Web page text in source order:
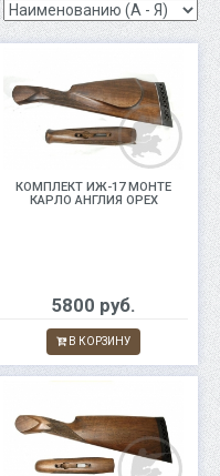
КОМПЛЕКТ ИЖ-17 МОНТЕ
КАРЛО АНГЛИЯ ОРЕХ
5800 руб.
В КОРЗИНУ